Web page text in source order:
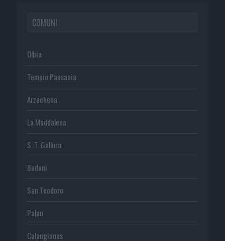
COMUNI
Olbia
Tempio Pausania
Arzachena
La Maddalena
S. T. Gallura
Budoni
San Teodoro
Palau
Calangianus